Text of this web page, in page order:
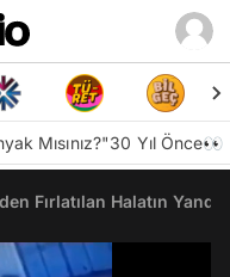
Mısınız?"30 Yıl Önce👀
Fırlatılan Halatın